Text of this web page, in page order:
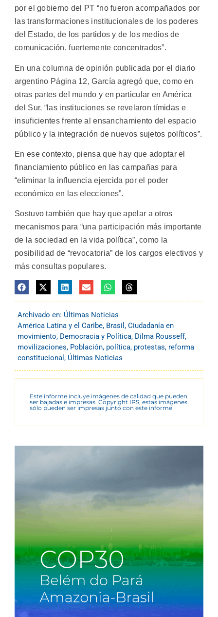
por el gobierno del PT “no fueron acompañados por
las transformaciones institucionales de los poderes
del Estado, de los partidos y de los medios de
comunicación, fuertemente concentrados”.
En una columna de opinión publicada por el diario
argentino Página 12, García agregó que, como en
otras partes del mundo y en particular en América
del Sur, “las instituciones se revelaron tímidas e
insuficientes frente al ensanchamiento del espacio
público y la integración de nuevos sujetos políticos”.
En ese contexto, piensa que hay que adoptar el
financiamiento público en las campañas para
“eliminar la influencia ejercida por el poder
económico en las elecciones”.
Sostuvo también que hay que apelar a otros
mecanismos para “una participación más importante
de la sociedad en la vida política”, como la
posibilidad de “revocatoria” de los cargos electivos y
más consultas populares.
Archivado en: Últimas Noticias
América Latina y el Caribe, Brasil , Ciudadanía en
movimiento, Democracia y Política, Dilma Rousseff,
movilizaciones, Población, política, protestas, reforma
constitucional , Últimas Noticias
Este informe incluye imágenes de calidad que pueden
ser bajadas e impresas. Copyright IPS, estas imágenes
sólo pueden ser impresas junto con este informe